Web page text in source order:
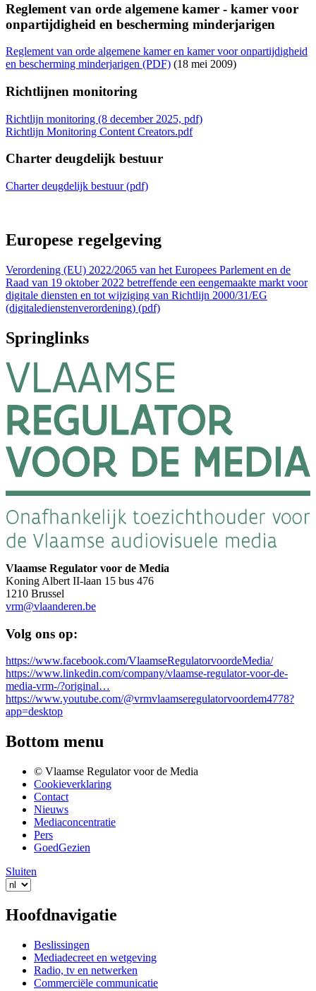
Reglement van orde algemene kamer - kamer voor
onpartijdigheid en bescherming minderjarigen
Reglement van orde algemene kamer en kamer voor onpartijdigheid
en bescherming minderjarigen (PDF) (18 mei 2009)
Richtlijnen monitoring
Richtlijn monitoring (8 december 2025, pdf)
Richtlijn Monitoring Content Creators.pdf
Charter deugdelijk bestuur
Charter deugdelijk bestuur (pdf)
Europese regelgeving
Verordening (EU) 2022/2065 van het Europees Parlement en de
Raad van 19 oktober 2022 betreffende een eengemaakte markt voor
digitale diensten en tot wijziging van Richtlijn 2000/31/EG
(digitaledienstenverordening) (pdf)
Springlinks
Vlaamse Regulator voor de Media
Koning Albert II-laan 15 bus 476
1210 Brussel
vrm@vlaanderen.be
Volg ons op:
https://www.facebook.com/VlaamseRegulatorvoordeMedia/
https://www.linkedin.com/company/vlaamse-regulator-voor-de-
media-vrm-/?original…
https://www.youtube.com/@vrmvlaamseregulatorvoordem4778?
app=desktop
Bottom menu
© Vlaamse Regulator voor de Media
Cookieverklaring
Contact
Nieuws
Mediaconcentratie
Pers
GoedGezien
Sluiten
Hoofdnavigatie
Beslissingen
Mediadecreet en wetgeving
Radio, tv en netwerken
Commerciële communicatie